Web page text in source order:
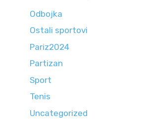
Odbojka
Ostali sportovi
Pariz2024
Partizan
Sport
Tenis
Uncategorized